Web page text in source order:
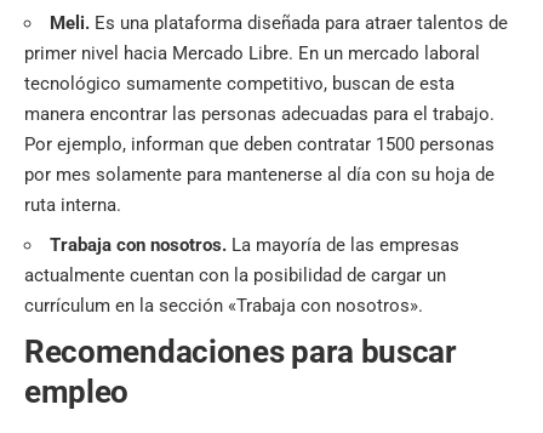
Meli. Es una plataforma diseñada para atraer talentos de
primer nivel hacia Mercado Libre. En un mercado laboral
tecnológico sumamente competitivo, buscan de esta
manera encontrar las personas adecuadas para el trabajo.
Por ejemplo, informan que deben contratar 1500 personas
por mes solamente para mantenerse al día con su hoja de
ruta interna.
Trabaja con nosotros. La mayoría de las empresas
actualmente cuentan con la posibilidad de cargar un
currículum en la sección «Trabaja con nosotros».
Recomendaciones para buscar
empleo